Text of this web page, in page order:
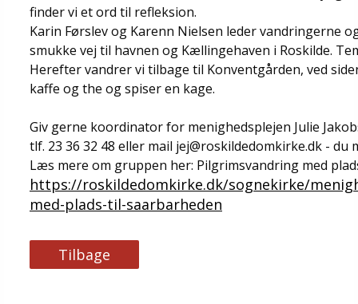
finder vi et ord til refleksion.
Karin Førslev og Karenn Nielsen leder vandringerne
smukke vej til havnen og Kællingehaven i Roskilde.
Herefter vandrer vi tilbage til Konventgården, ved
kaffe og the og spiser en kage.
Giv gerne koordinator for menighedsplejen Julie
tlf. 23 36 32 48 eller mail jej@roskildedomkirke.dk - du
Læs mere om gruppen her: Pilgrimsvandring med
https://roskildedomkirke.dk/sognekirke/
med-plads-til-saarbarheden
Tilbage